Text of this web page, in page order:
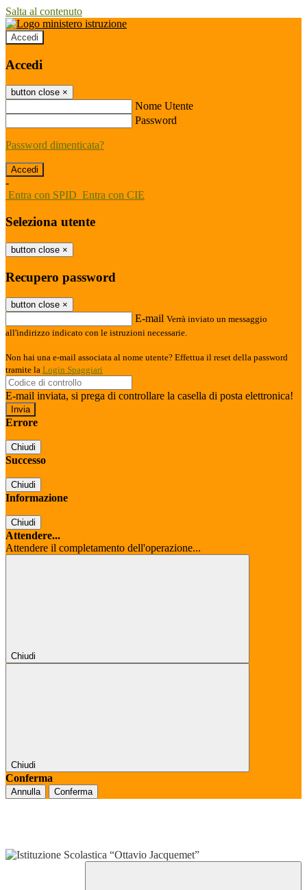
Salta al contenuto
Accedi
Accedi
button close ×
Nome Utente
Password
Password dimenticata?
-
Entra con SPID Entra con CIE
Seleziona utente
button close ×
Recupero password
button close ×
E-mail Verrà inviato un messaggio
all'indirizzo indicato con le istruzioni necessarie.
Non hai una e-mail associata al nome utente? Effettua il reset della password
tramite la Login Spaggiari
E-mail inviata, si prega di controllare la casella di posta elettronica!
Errore
Chiudi
Successo
Chiudi
Informazione
Chiudi
Attendere...
Attendere il completamento dell'operazione...
Chiudi
Chiudi
Conferma
Annulla Conferma